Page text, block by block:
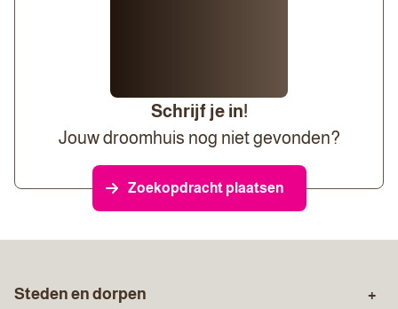
Schrijf je in!
Jouw droomhuis nog niet gevonden?
Zoekopdracht plaatsen
Steden en dorpen